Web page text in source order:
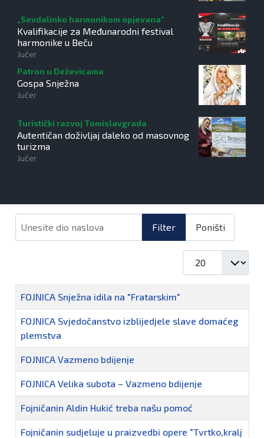
„Sevdalinko harmonikom opjevana“
Kvalifikacije za Međunarodni festival
harmonike u Beču
Jučer
Patron u Deževicama
Gospa Snježna
Jučer
Turistički razvoj Tomislavgrada
Autentičan doživljaj daleko od masovnog
turizma
Jučer
Filter Poništi
Naziv
FOJNICA Snježna idila na "Fratarskim"
FOJNICA Svjedočanstvo izblijedjele slave domaćeg
plemstva
FOJNICA Vazmeno bdijenje
FOJNICA Velika subota – Vazmeno bdijenje
Fojničanin Aldin Hukić treba našu pomoć
Fojničanin sudjeluje u praizvedbi opere "Tvrtko,kralj